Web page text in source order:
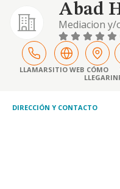
Abad
Mediacion y/
importación
muebles,
consumo
mobiliario,
LLAMARSITIO WEB CÓMO
LLEGAR
DIRECCIÓN Y CONTACTO